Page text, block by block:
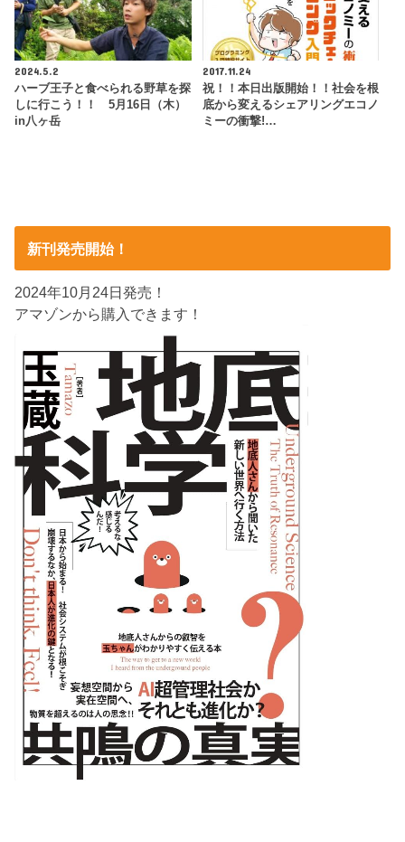
2024.5.2
ハーブ王子と食べられる野草を探
しに行こう！！ 5月16日（木）
in八ヶ岳
2017.11.24
祝！！本日出版開始！！社会を根
底から変えるシェアリングエコノ
ミーの衝撃!…
新刊発売開始！
2024年10月24日発売！
アマゾンから購入できます！